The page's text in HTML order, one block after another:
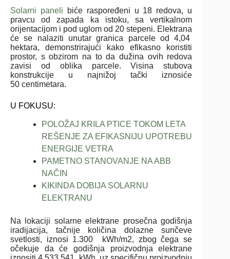
Solarni paneli biće raspoređeni u 18 redova, u
pravcu od zapada ka istoku, sa vertikalnom
orijentacijom i pod uglom od 20 stepeni. Elektrana
će se nalaziti unutar granica parcele od 4,04
hektara, demonstrirajući kako efikasno koristiti
prostor, s obzirom na to da dužina ovih redova
zavisi od oblika parcele. Visina stubova
konstrukcije u najnižoj tački iznosiće
50 centimetara.
U FOKUSU:
POLOŽAJ KRILA PTICE TOKOM LETA
REŠENJE ZA EFIKASNIJU UPOTREBU
ENERGIJE VETRA
PAMETNO STANOVANJE NA ABB
NAČIN
KIKINDA DOBIJA SOLARNU
ELEKTRANU
Na lokaciji solarne elektrane prosečna godišnja
iradijacija, tačnije količina dolazne sunčeve
svetlosti, iznosi 1.300 kWh/m2, zbog čega se
očekuje da će godišnja proizvodnja elektrane